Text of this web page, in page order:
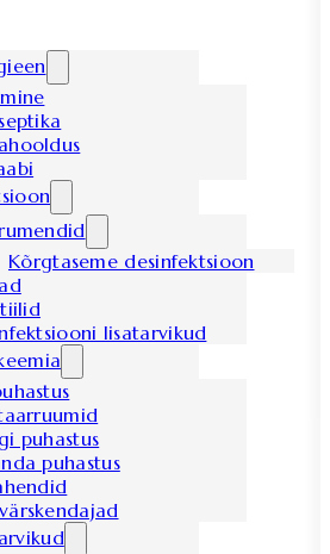
Kõrgtaseme desinfektsioon
lisatarvikud
puhastus
puhastus